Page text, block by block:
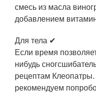
смесь из масла
добавлением
Для тела ✔
Если время
нибудь
рецептам
рекомендуем